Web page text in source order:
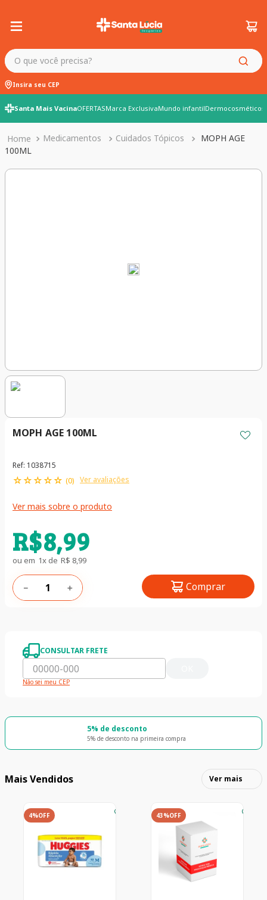
O que você precisa?
Insira seu CEP
Santa Mais VacinaOFERTASMarca ExclusivaMundo infantilDermocosméticos
Medicamentos Cuidados Tópicos
MOPH AGE
100ML
MOPH AGE 100ML
Ref: 1038715
☆☆☆☆☆ (0) Ver avaliações
Ver mais sobre o produto
R$8,99
ou em 1x de R$ 8,99
＋
－ Comprar
CONSULTAR FRETE
Não sei meu CEP
5% de desconto
5% de desconto na primeira compra
Mais Vendidos Ver mais
4%OFF 43%OFF